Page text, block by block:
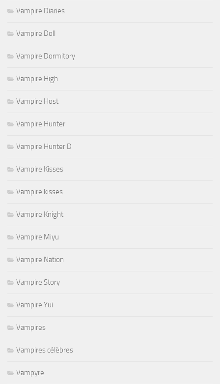
Vampire Diaries
Vampire Doll
Vampire Dormitory
Vampire High
Vampire Host
Vampire Hunter
Vampire Hunter D
Vampire Kisses
Vampire kisses
Vampire Knight
Vampire Miyu
Vampire Nation
Vampire Story
Vampire Yui
Vampires
Vampires célèbres
Vampyre